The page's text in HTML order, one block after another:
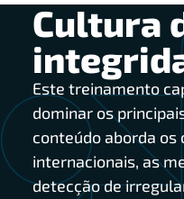
Cultura
Este treinamento
dominar os
conteúdo aborda os
internacionais, as
detecção de